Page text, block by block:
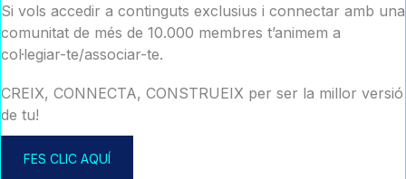
Si vols accedir a continguts exclusius i connectar amb una
comunitat de més de 10.000 membres t’animem a
col·legiar-te/associar-te.
CREIX, CONNECTA, CONSTRUEIX per ser la millor versió
de tu!
FES CLIC AQUÍ